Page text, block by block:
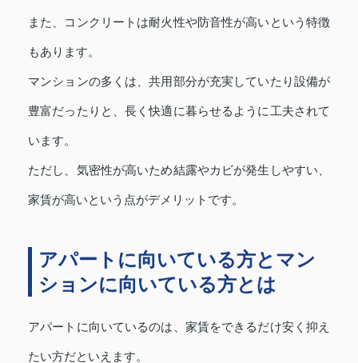
また、コンクリートは耐火性や防音性が高いという特徴
もあります。
マンションの多くは、共用部分が充実していたり設備が
豊富だったりと、長く快適に暮らせるように工夫されて
います。
ただし、気密性が高いため結露やカビが発生しやすい、
家賃が高いという点がデメリットです。
アパートに向いている方とマン
ションに向いている方とは
アパートに向いているのは、家賃をできるだけ安く抑え
たい方だといえます。